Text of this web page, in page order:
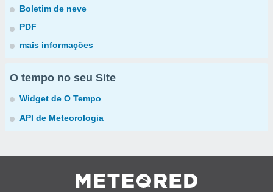
Boletim de neve
PDF
mais informações
O tempo no seu Site
Widget de O Tempo
API de Meteorologia